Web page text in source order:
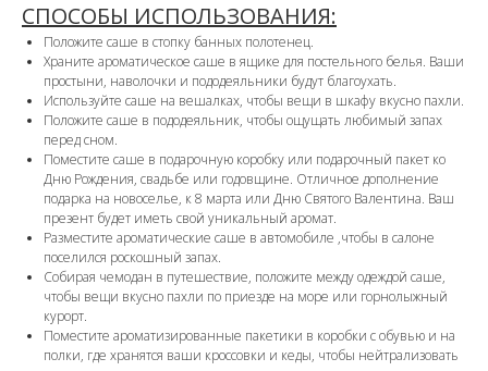
СПОСОБЫ ИСПОЛЬЗОВАНИЯ:
Положите саше в стопку банных полотенец.
Храните ароматическое саше в ящике для постельного белья. Ваши
простыни, наволочки и пододеяльники будут благоухать.
Используйте саше на вешалках, чтобы вещи в шкафу вкусно пахли.
Положите саше в пододеяльник, чтобы ощущать любимый запах
перед сном.
Поместите саше в подарочную коробку или подарочный пакет ко
Дню Рождения, свадьбе или годовщине. Отличное дополнение
подарка на новоселье, к 8 марта или Дню Святого Валентина. Ваш
презент будет иметь свой уникальный аромат.
Разместите ароматические саше в автомобиле ,чтобы в салоне
поселился роскошный запах.
Собирая чемодан в путешествие, положите между одеждой саше,
чтобы вещи вкусно пахли по приезде на море или горнолыжный
курорт.
Поместите ароматизированные пакетики в коробки с обувью и на
полки, где хранятся ваши кроссовки и кеды, чтобы нейтрализовать